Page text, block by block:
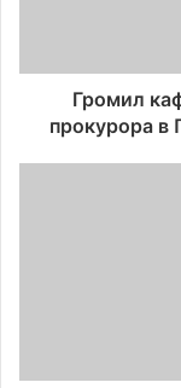
Громил
прокурора в